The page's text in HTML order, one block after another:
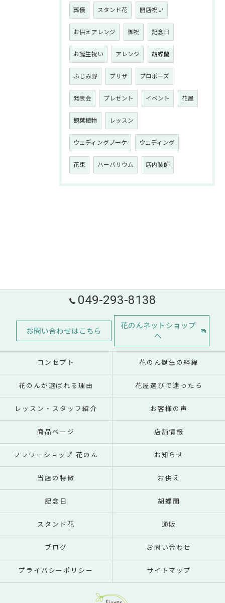
葬儀 スタンド花 開店祝い
お供えアレンジ 御祝 記念日
お誕生祝い アレンジ 胡蝶蘭
ふじみ野 プリザ プロポーズ
発表会 プレゼント イベント 花屋
観葉植物 レッスン
ウェディングブーケ ウェディング
花束 ハーバリウム 店内装飾
049-293-8138
お問い合わせはこちら
花のんネットショップ
へ
コンセプト 花のん誕生の経緯
花のんが選ばれる理由 花屋選びで迷ったら
レッスン・スタッフ紹介 お客様の声
商品ページ 店舗情報
フラワーショップ 花のん お知らせ
当店の特徴 お供え
記念日 胡蝶蘭
スタンド花 通販
ブログ お問い合わせ
プライバシーポリシー サイトマップ